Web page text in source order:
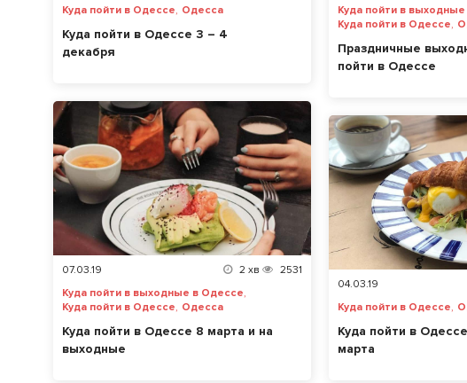
Куда пойти в Одессе, Одесса
Куда пойти в Одессе 3 – 4
декабря
Куда пойти в
Куда пойти в Одессе,
Праздничные
пойти в Одессе
07.03.19 2 хв
2531
Куда пойти в выходные в Одессе,
Куда пойти в Одессе, Одесса
Куда пойти в Одессе 8 марта и на
выходные
04.03.19
Куда пойти в Одессе,
Куда пойти в
марта